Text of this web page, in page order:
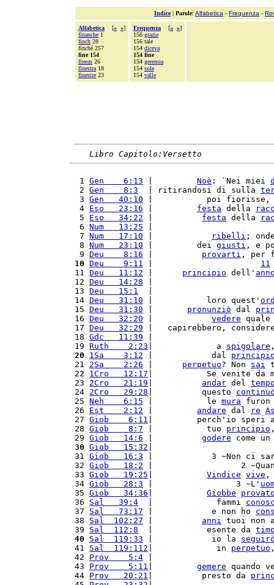
Indice| Parole: Alfabetica - Frequenza -
Alfabetica [« »]
finanche 1
finch 28
finché 257
fine 154
fineas 26
finestra 18
finestre 23
Frequenza [« »]
156 grazie
156 tale
154 diceva
154 fine
154 geremia
154 sole
154 valle
Libro Capitolo:Versetto
  1
Gen    6:13 Noè : `Nei miei
  2
Gen    8:3
  | ritirandosi di sulla
  3
Gen   40:10 |           poi fiorisse,
  4
Eso   23:16 festa della
  5
Eso   34:22 festa della
  6
Num   13:25
  7
Num   17:10 ribelli ;
  8
Num   23:10 |         dei giusti , e
  9
Deu    8:16 provarti , per
10 Deu    9:11 11
11 Deu   11:12 principio dell'
12 Deu   14:28
13 Deu   15:1
14 Deu   31:10 |           loro quest'
15 Deu   31:30 pronunziò dal
16 Deu   32:20 vedere
17 Deu   32:29 |   capirebbero,
18 Gdc   11:39
19 Ruth    2:23 |             a spigolare
20
1Sa    3:12 |            dal
21 2Sa    2:26 perpetuo? Non sai
22 1Cro   12:17 |           Se venite da
23 2Cro   21:19 andar del
24 2Cro   29:28 |          questo
25 Neh    6:15 |           le mura
26 Est    2:12 andare dal re
27 Giob    6:11 |         perch'io speri
28 Giob    8:7 |           tuo principio
29 Giob   14:6 godere come
30 Giob   15:32
31 Giob   16:3 |            3 ~Non ci
32 Giob   18:2 |                  2
33 Giob   19:25 Vindice vive ,
34 Giob   28:3 |                 3 ~L'
35 Giob   34:36 Giobbe
36 Sal   39:4
  |             fammi
37 Sal   73:17 |            e non ho
38 Sal  102:27 anni tuoi non
39 Sal  112:8
  |           esente da
40
Sal  119:33 |            io la
41 Sal  119:112 |             in perpetuo
42 Prov    5:4
43 Prov    5:11 gemere quando
44 Prov   20:21 |          presto da